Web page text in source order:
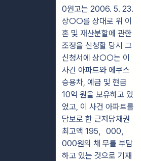
0원고는 2006. 5. 23.
상○○를 상대로 위 이
혼 및 재산분할에 관한
조정을 신청할 당시 그
신청서에 상○○는 이
사건 아파트와 에쿠스
승용차, 예금 및 현금
10억 원을 보유하고 있
었고, 이 사건 아파트를
담보로 한 근저당채권
최고액 195，000，
000원의 채 무를 부담
하고 있는 것으로 기재